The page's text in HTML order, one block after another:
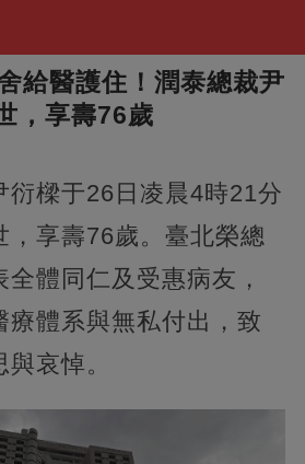
給醫護住！潤泰總裁尹
，享壽76歲
衍樑于26日凌晨4時21分
，享壽76歲。臺北榮總
體同仁及受惠病友，
療體系與無私付出，致
哀悼。